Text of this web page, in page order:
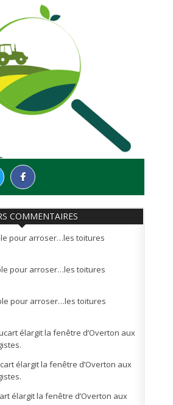
COMMENTAIRES
pour arroser…les toitures
pour arroser…les toitures
pour arroser…les toitures
élargit la fenêtre d’Overton aux
élargit la fenêtre d’Overton aux
élargit la fenêtre d’Overton aux